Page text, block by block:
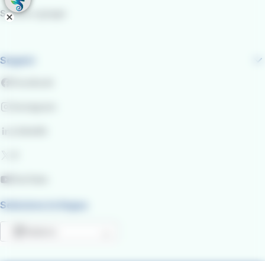
Scuole e gruppi
Seguici
Seleziona la lingua